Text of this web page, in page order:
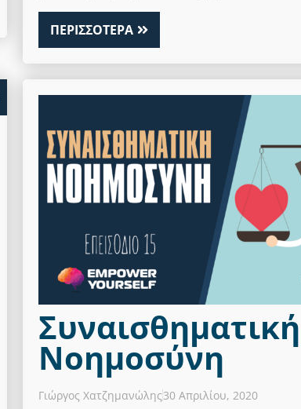
ΠΕΡΙΣΣΟΤΕΡΑ
Συναισθηματική
Νοημοσύνη
Γιώργος Χατζημανώλης30 Απριλίου, 2020